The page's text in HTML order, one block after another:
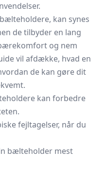
kan synes
de tilbyder en lang
og nem
vil afdække, hvad en
de kan gøre dit
kan forbedre
fejltagelser, når du
bælteholder mest